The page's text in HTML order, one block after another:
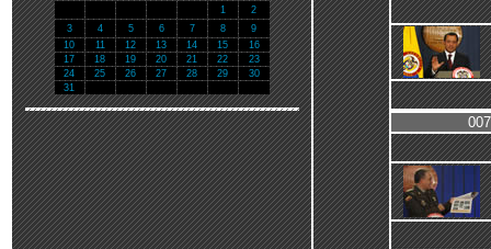
1
2
3
4 5 6 7 8
9
10
11 12 13 14 15
16
17
18 19 20 21 22
23
24
25 26 27 28 29
30
31
007